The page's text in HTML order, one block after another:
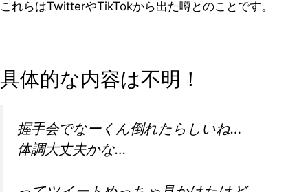
これらはTwitterやTikTokから出た噂とのことです。
具体的な内容は不明！
握手会でなーくん倒れたらしいね…
体調大丈夫かな…